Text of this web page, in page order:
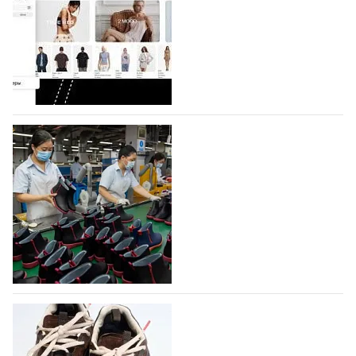
Компания BALLINA Guangzhou Lihuang Footwear
Co., Ltd., основанная в 2011 году и расположенная в
Гуанчжоу, столице моды Китая, является
профессиональной обувной компанией,
объединяющей разработку, производство и…
07.08.2026 618
На платформе Lamoda - новый раздел и
условия продвижения локальных
дизайнерских марок
Российский маркетплейс Lamoda решил обновить
раздел для продажи продукции локальных
дизайнерских марок одежды, обуви и аксессуаров.
Бренды также получат маркетинговую…
06.08.2026 798
Объем мирового производства обуви в
2025 году практически не увеличился